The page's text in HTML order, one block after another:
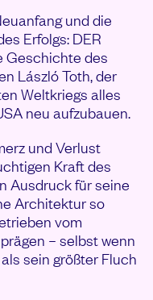
und die
Erfolgs: DER
Geschichte des
László Toth, der
Weltkriegs alles
neu aufzubauen.
und Verlust
Kraft des
Ausdruck für seine
Architektur so
vom
– selbst wenn
sein größter Fluch